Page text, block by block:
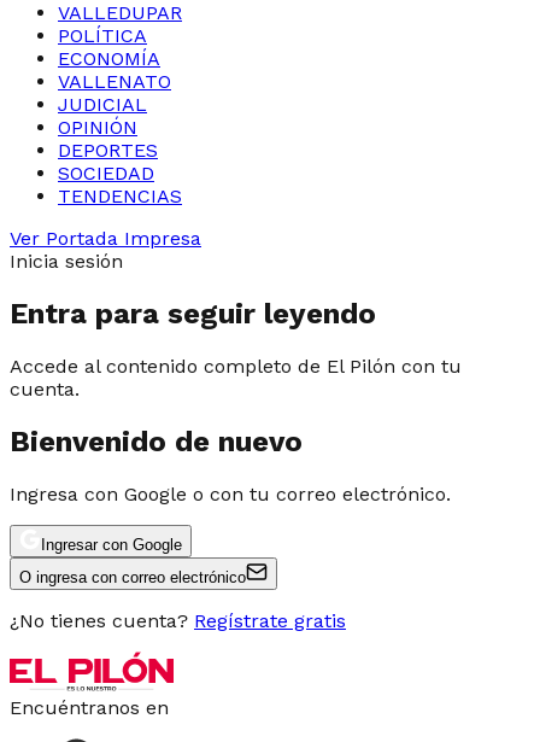
VALLEDUPAR
POLÍTICA
ECONOMÍA
VALLENATO
JUDICIAL
OPINIÓN
DEPORTES
SOCIEDAD
TENDENCIAS
Ver Portada Impresa
Inicia sesión
Entra para seguir leyendo
Accede al contenido completo de El Pilón con tu
cuenta.
Bienvenido de nuevo
Ingresa con Google o con tu correo electrónico.
Ingresar con Google
O ingresa con correo electrónico
¿No tienes cuenta? Regístrate gratis
Encuéntranos en